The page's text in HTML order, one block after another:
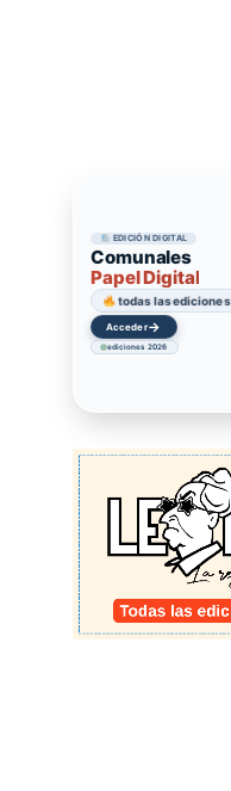
EDICIÓN DIGITAL
Comunales
Papel Digital
todas las ediciones
Acceder→
ediciones 2026